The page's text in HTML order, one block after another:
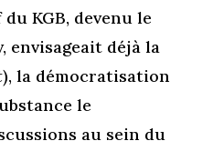
KGB, devenu le
envisageait déjà la
), la démocratisation
le
au sein du